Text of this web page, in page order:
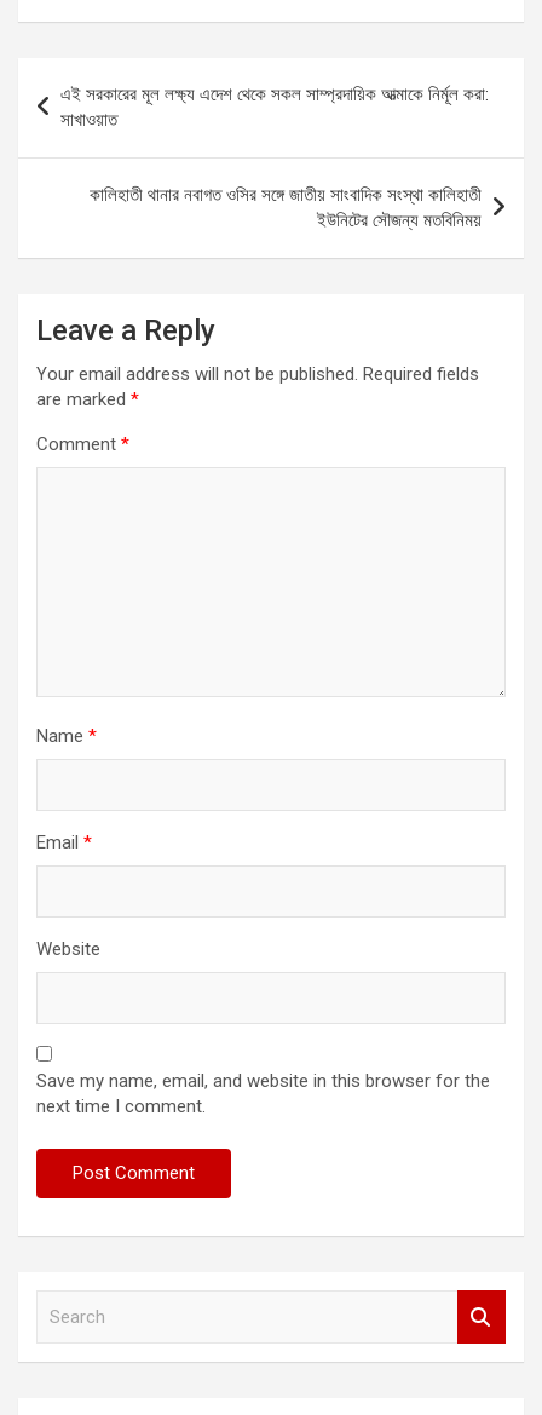
ce
o
o
k
ail at
A
p
p
se
g
er
ar
navigation
এই সরকারের মূল লক্ষ্য এদেশ থেকে সকল সাম্প্রদায়িক আত্মাকে নির্মূল করা:
সাখাওয়াত
কালিহাতী থানার নবাগত ওসির সঙ্গে জাতীয় সাংবাদিক সংস্থা কালিহাতী
ইউনিটের সৌজন্য মতবিনিময়
Leave a Reply
Your email address will not be published. Required fields
are marked *
Comment *
Name *
Email *
Website
Save my name, email, and website in this browser for the
next time I comment.